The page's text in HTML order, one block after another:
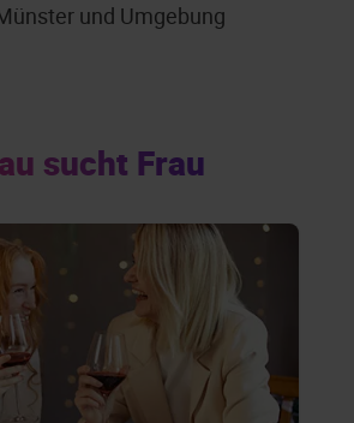
und Umgebung
sucht Frau